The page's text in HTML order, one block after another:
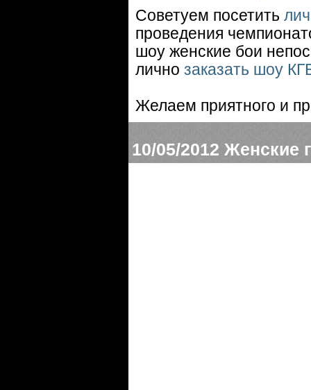
Советуем посетить
проведения
шоу женские бои
лично заказать шоу
Желаем приятного и
10/05/2012 Женские